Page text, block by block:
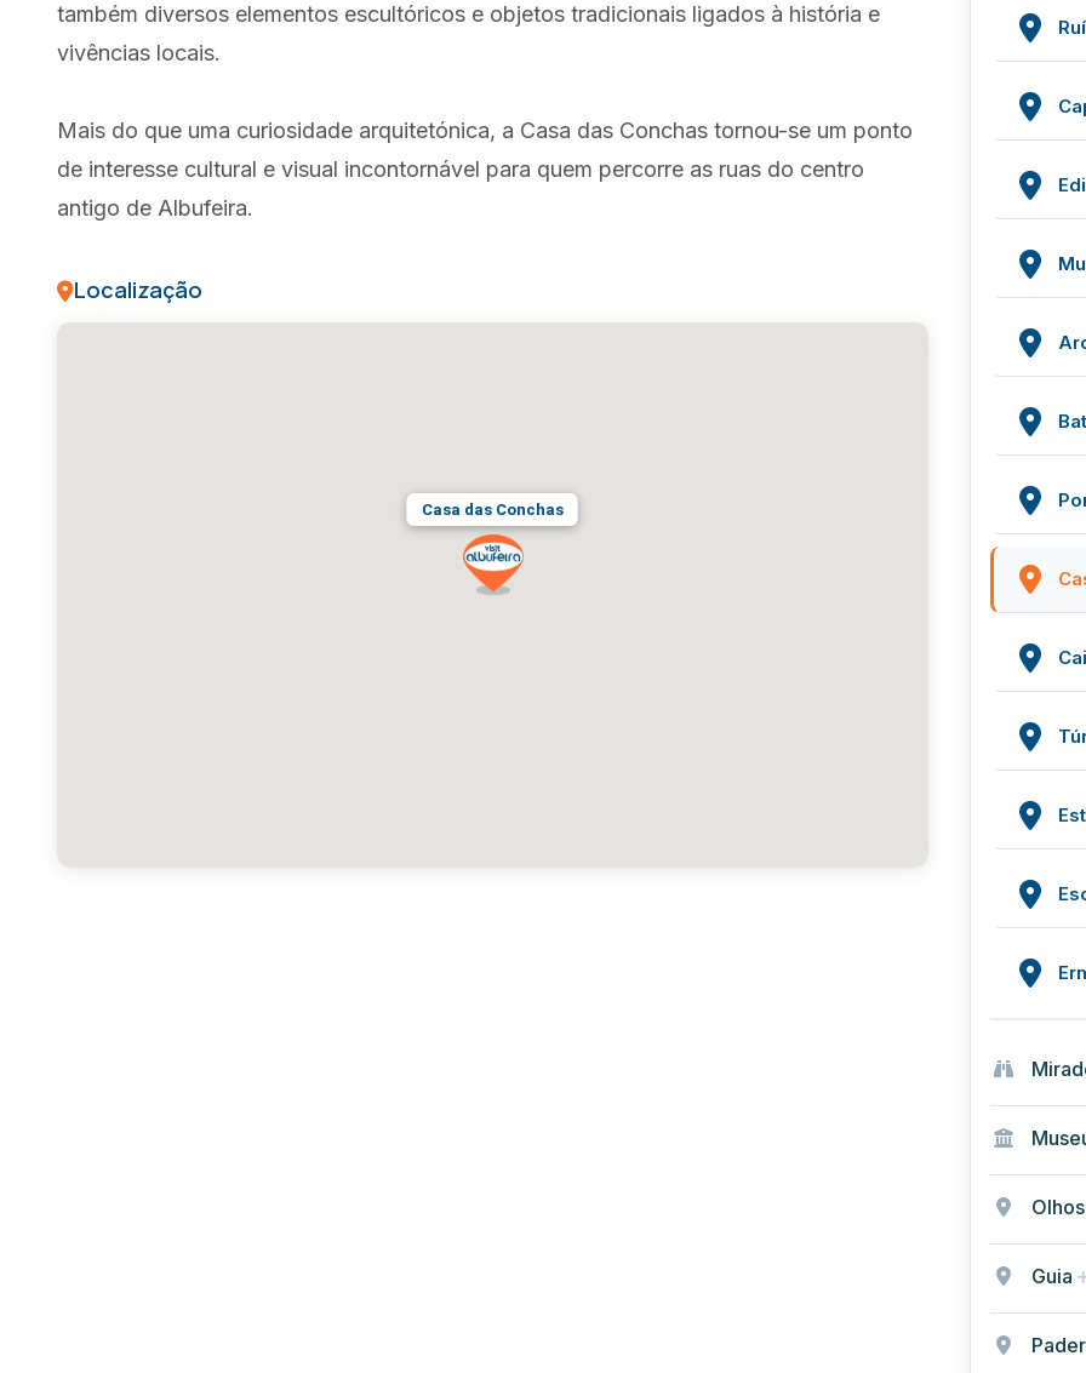
também diversos elementos escultóricos e objetos tradicionais ligados à história e
vivências locais.
Mais do que uma curiosidade arquitetónica, a Casa das Conchas tornou-se um ponto
de interesse cultural e visual incontornável para quem percorre as ruas do centro
antigo de Albufeira.
Localização
Casa das Conchas
Guia